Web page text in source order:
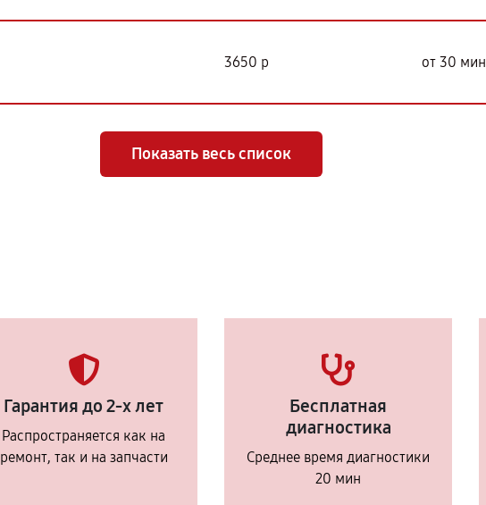
3650 р от 30 мин
Показать весь список
Гарантия до 2-х лет
Распространяется как на
ремонт, так и на запчасти
Бесплатная
диагностика
Среднее время диагностики
20 мин